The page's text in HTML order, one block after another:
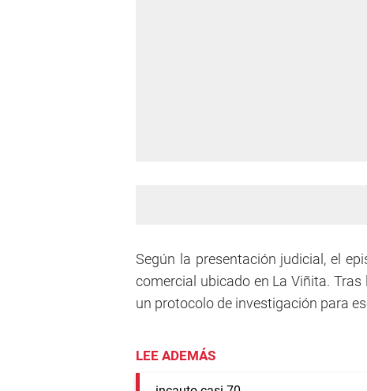
Según la presentación judicial, el
comercial ubicado en La Viñita.
un protocolo de investigación para
LEE ADEMÁS